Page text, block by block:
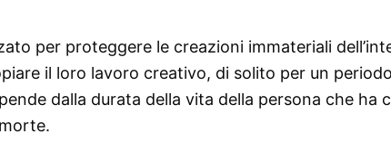
per proteggere le creazioni immateriali
il loro lavoro creativo, di solito per un
dalla durata della vita della persona che ha